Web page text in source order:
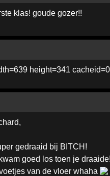
klas! goude gozer!!
gedraaid bij BITCH!
goed los toen je draaide!
van de vloer whaha